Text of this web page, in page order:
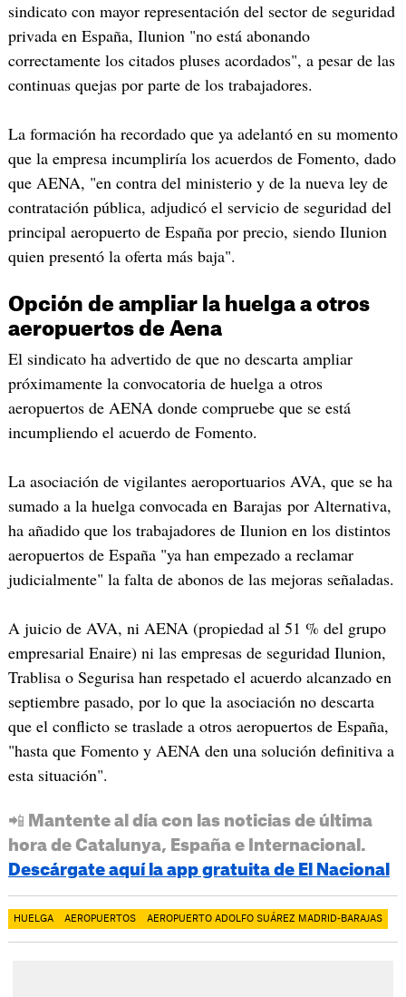
sindicato con mayor representación del sector de seguridad
privada en España, Ilunion "no está abonando
correctamente los citados pluses acordados", a pesar de las
continuas quejas por parte de los trabajadores.
La formación ha recordado que ya adelantó en su momento
que la empresa incumpliría los acuerdos de Fomento, dado
que AENA, "en contra del ministerio y de la nueva ley de
contratación pública, adjudicó el servicio de seguridad del
principal aeropuerto de España por precio, siendo Ilunion
quien presentó la oferta más baja".
Opción de ampliar la huelga a otros
aeropuertos de Aena
El sindicato ha advertido de que no descarta ampliar
próximamente la convocatoria de huelga a otros
aeropuertos de AENA donde compruebe que se está
incumpliendo el acuerdo de Fomento.
La asociación de vigilantes aeroportuarios AVA, que se ha
sumado a la huelga convocada en Barajas por Alternativa,
ha añadido que los trabajadores de Ilunion en los distintos
aeropuertos de España "ya han empezado a reclamar
judicialmente" la falta de abonos de las mejoras señaladas.
A juicio de AVA, ni AENA (propiedad al 51 % del grupo
empresarial Enaire) ni las empresas de seguridad Ilunion,
Trablisa o Segurisa han respetado el acuerdo alcanzado en
septiembre pasado, por lo que la asociación no descarta
que el conflicto se traslade a otros aeropuertos de España,
"hasta que Fomento y AENA den una solución definitiva a
esta situación".
📲 Mantente al día con las noticias de última
hora de Catalunya, España e Internacional.
Descárgate aquí la app gratuita de El Nacional
HUELGA AEROPUERTOS AEROPUERTO ADOLFO SUÁREZ MADRID-BARAJAS